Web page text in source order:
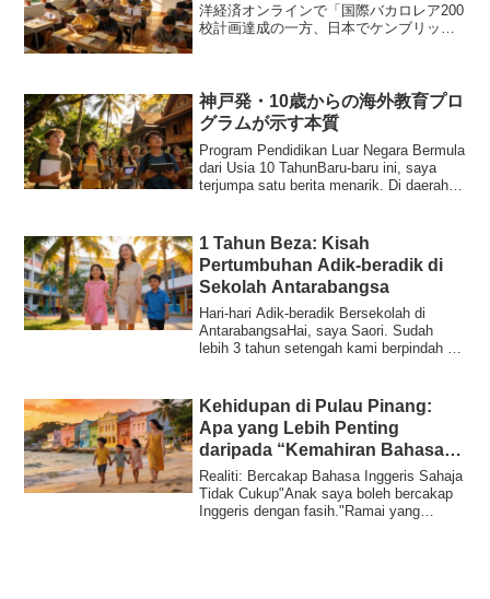
洋経済オンラインで「国際バカロレア200
校計画達成の一方、日本でケンブリッジ
らIB導...
神戸発・10歳からの海外教育プロ
グラムが示す本質
Program Pendidikan Luar Negara Bermula
dari Usia 10 TahunBaru-baru ini, saya
terjumpa satu berita menarik. Di daerah
1 Tahun Beza: Kisah
Pertumbuhan Adik-beradik di
Sekolah Antarabangsa
Hari-hari Adik-beradik Bersekolah di
AntarabangsaHai, saya Saori. Sudah
lebih 3 tahun setengah kami berpindah ke
Kehidupan di Pulau Pinang:
Apa yang Lebih Penting
daripada “Kemahiran Bahasa
Inggeris”
Realiti: Bercakap Bahasa Inggeris Sahaja
Tidak Cukup"Anak saya boleh bercakap
Inggeris dengan fasih."Ramai yang